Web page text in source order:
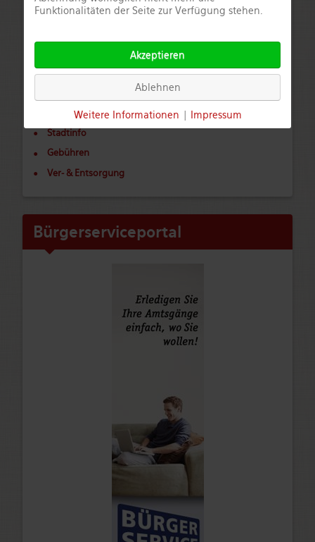
Politik
Unsere Volksvertreter
Aktuelle Protokolle
Verwaltung & Bürgerservice
Behördenwegweiser
Stadtinfo
Gebühren
Ver- & Entsorgung
Bürgerserviceportal
Funktionalitäten der Seite zur Verfügung stehen.
Akzeptieren
Ablehnen
Weitere Informationen | Impressum